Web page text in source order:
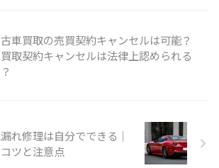
車買取の売買契約キャンセルは可能？
取契約キャンセルは法律上認められる
れ修理は自分でできる｜
ツと注意点